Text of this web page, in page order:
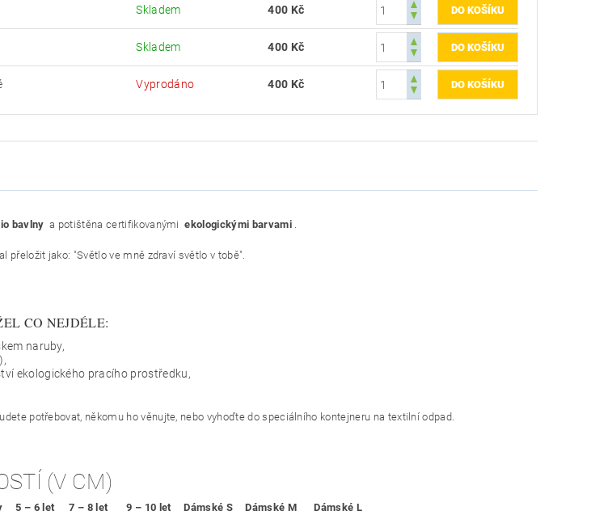
Skladem 400 Kč
Skladem 400 Kč
Vyprodáno 400 Kč
bavlny a potištěna certifikovanými ekologickými barvami .
přeložit jako: "Světlo ve mně zdraví světlo v tobě".
CO NEJDÉLE:
naruby,
ekologického pracího prostředku,
potřebovat, někomu ho věnujte, nebo vyhoďte do speciálního kontejneru na textilní odpad.
(V CM)
5 – 6 let 7 – 8 let 9 – 10 let Dámské S Dámské M Dámské L